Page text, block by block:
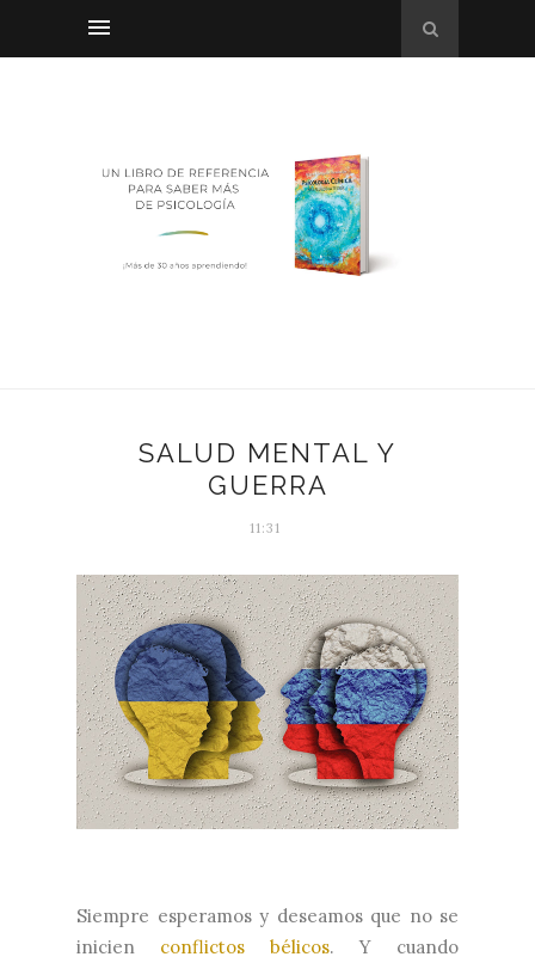
SALUD MENTAL Y
GUERRA
11:31
Siempre esperamos y deseamos que no se
inicien conflictos bélicos. Y cuando